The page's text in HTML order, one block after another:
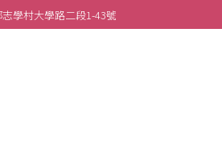
學村大學路二段1-43號
關於